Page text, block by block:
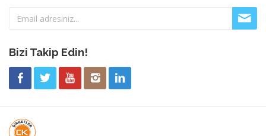
Bizi Takip Edin!